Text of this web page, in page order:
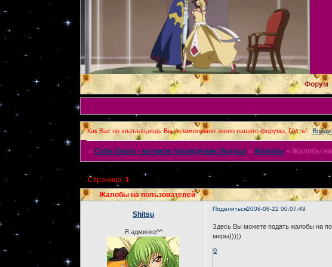
Форум
Как Вас не хватало,ведь Вы незаменимое звено нашего форума, Гость!
» Code Geass - великое похождение Лелуша » Жалобы » Жалобы на
Жалобы на пользователей
Страница:1
Поделиться2008-08-22 00:07:49
Shitsu
Я админко^^
Здесь Вы можете подать жалобы на
меры)))))
0